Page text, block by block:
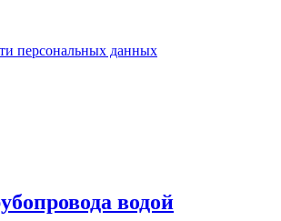
персональных данных
водой